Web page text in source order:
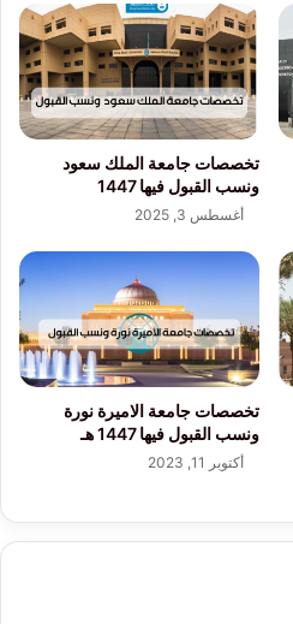
تخصصات جامعة الملك سعود
ونسب القبول فيها 1447
أغسطس 3, 2025
تخصصات جامعة الاميرة نورة
ونسب القبول فيها 1447 هـ
أكتوبر 11, 2023